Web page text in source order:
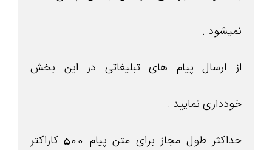
نمیشود .
از ارسال پیام های تبلیغاتی در این بخش
خودداری نمایید .
حداکثر طول مجاز برای متن پیام 500 کاراکتر